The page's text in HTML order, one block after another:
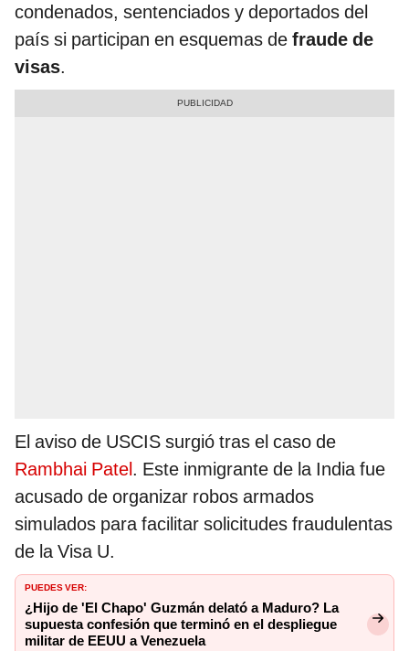
condenados, sentenciados y deportados del
país si participan en esquemas de fraude de
visas.
El aviso de USCIS surgió tras el caso de
Rambhai Patel. Este inmigrante de la India fue
acusado de organizar robos armados
simulados para facilitar solicitudes fraudulentas
de la Visa U.
PUEDES VER:
¿Hijo de 'El Chapo' Guzmán delató a Maduro? La
supuesta confesión que terminó en el despliegue
militar de EEUU a Venezuela